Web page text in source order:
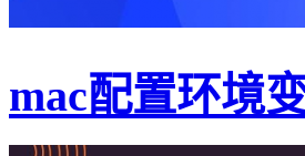
mac配置环境